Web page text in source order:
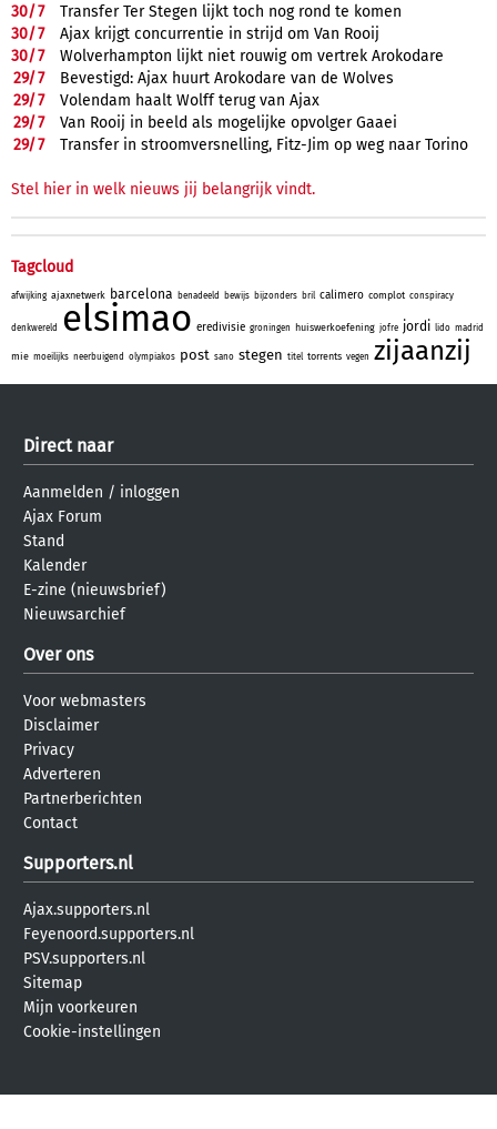
30/7
Transfer Ter Stegen lijkt toch nog rond te komen
30/7
Ajax krijgt concurrentie in strijd om Van Rooij
30/7
Wolverhampton lijkt niet rouwig om vertrek Arokodare
29/7
Bevestigd: Ajax huurt Arokodare van de Wolves
29/7
Volendam haalt Wolff terug van Ajax
29/7
Van Rooij in beeld als mogelijke opvolger Gaaei
29/7 Transfer in stroomversnelling, Fitz-Jim op weg naar Torino
Stel hier in welk nieuws jij belangrijk vindt.
Tagcloud
afwijking ajaxnetwerk barcelona benadeeld bewijs bijzonders bril calimero complot conspiracy
denkwereld elsimao eredivisie groningen huiswerkoefening jofre jordi lido madrid
mie moeilijks neerbuigend olympiakos post sano stegen titel torrents vegen zijaanzij
Direct naar
Aanmelden / inloggen
Ajax Forum
Stand
Kalender
E-zine (nieuwsbrief)
Nieuwsarchief
Over ons
Voor webmasters
Disclaimer
Privacy
Adverteren
Partnerberichten
Contact
Supporters.nl
Ajax.supporters.nl
Feyenoord.supporters.nl
PSV.supporters.nl
Sitemap
Mijn voorkeuren
Cookie-instellingen